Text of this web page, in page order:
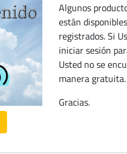
Algunos
están
registrados. Si
iniciar sesión
Usted no se
manera gratuita.
Gracias.